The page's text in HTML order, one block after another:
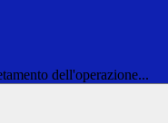
dell'operazione...